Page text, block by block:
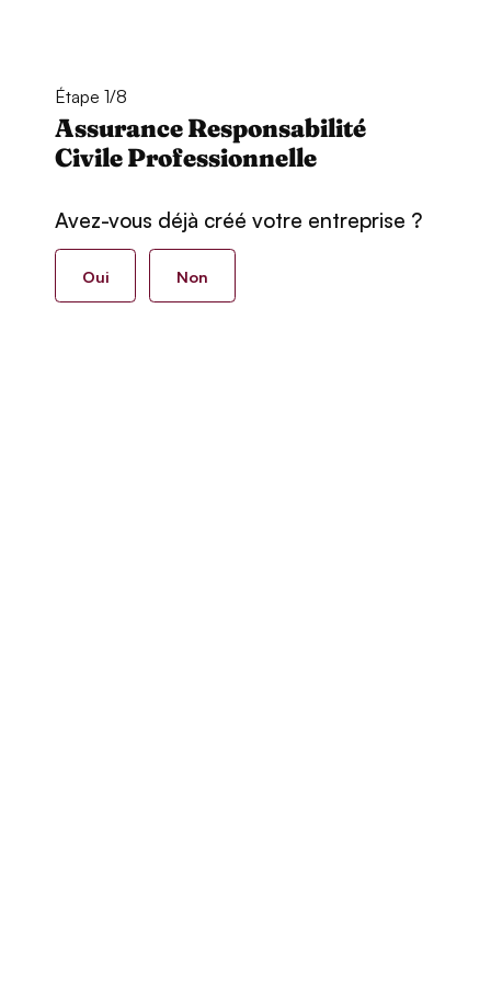
Étape 1/8
Assurance Responsabilité
Civile Professionnelle
Avez-vous déjà créé votre entreprise ?
Oui Non